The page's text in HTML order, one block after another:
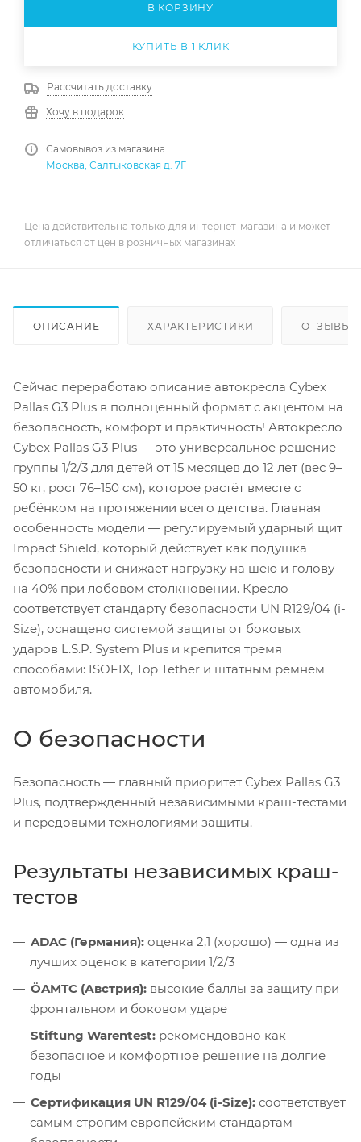
В КОРЗИНУ
КУПИТЬ В 1 КЛИК
Рассчитать доставку
Хочу в подарок
Самовывоз из магазина
Москва, Салтыковская д. 7Г
Цена действительна только для интернет-магазина и может
отличаться от цен в розничных магазинах
ОПИСАНИЕ ХАРАКТЕРИСТИКИ ОТЗЫВЫ
Сейчас переработаю описание автокресла Cybex
Pallas G3 Plus в полноценный формат с акцентом на
безопасность, комфорт и практичность! Автокресло
Cybex Pallas G3 Plus — это универсальное решение
группы 1/2/3 для детей от 15 месяцев до 12 лет (вес 9–
50 кг, рост 76–150 см), которое растёт вместе с
ребёнком на протяжении всего детства. Главная
особенность модели — регулируемый ударный щит
Impact Shield, который действует как подушка
безопасности и снижает нагрузку на шею и голову
на 40% при лобовом столкновении. Кресло
соответствует стандарту безопасности UN R129/04 (i-
Size), оснащено системой защиты от боковых
ударов L.S.P. System Plus и крепится тремя
способами: ISOFIX, Top Tether и штатным ремнём
автомобиля.
О безопасности
Безопасность — главный приоритет Cybex Pallas G3
Plus, подтверждённый независимыми краш-тестами
и передовыми технологиями защиты.
Результаты независимых краш-
тестов
ADAC (Германия): оценка 2,1 (хорошо) — одна из
лучших оценок в категории 1/2/3
ÖAMTC (Австрия): высокие баллы за защиту при
фронтальном и боковом ударе
Stiftung Warentest: рекомендовано как
безопасное и комфортное решение на долгие
годы
Сертификация UN R129/04 (i-Size): соответствует
самым строгим европейским стандартам